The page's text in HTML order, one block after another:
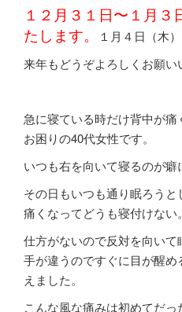
１２月３１日〜１月３
たします。
１月４日（木
来年もどうぞよろしくお願い
急に寝ている時だけ背中が
お困りの40代女性です。
いつも右を向いて寝るのが癖
その日もいつも通り眠ろう
痛くなってどうも寝付けない。
仕方がないので反対を向い
手が違うのですぐに目が醒
えました。
こんな風な痛みは初めてだ